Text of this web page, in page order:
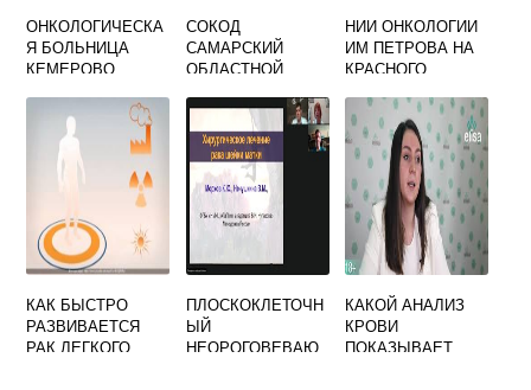
ОНКОЛОГИЧЕСКА
Я БОЛЬНИЦА
КЕМЕРОВО
ОФИЦИАЛЬНЫЙ
САЙТ
СОКОД
САМАРСКИЙ
ОБЛАСТНОЙ
ОНКОЛОГИЧЕСКИ
Й
НИИ ОНКОЛОГИИ
ИМ ПЕТРОВА НА
КРАСНОГО
КАК БЫСТРО
РАЗВИВАЕТСЯ
РАК ЛЕГКОГО
ПЛОСКОКЛЕТОЧН
ЫЙ
НЕОРОГОВЕВАЮ
КАКОЙ АНАЛИЗ
КРОВИ
ПОКАЗЫВАЕТ